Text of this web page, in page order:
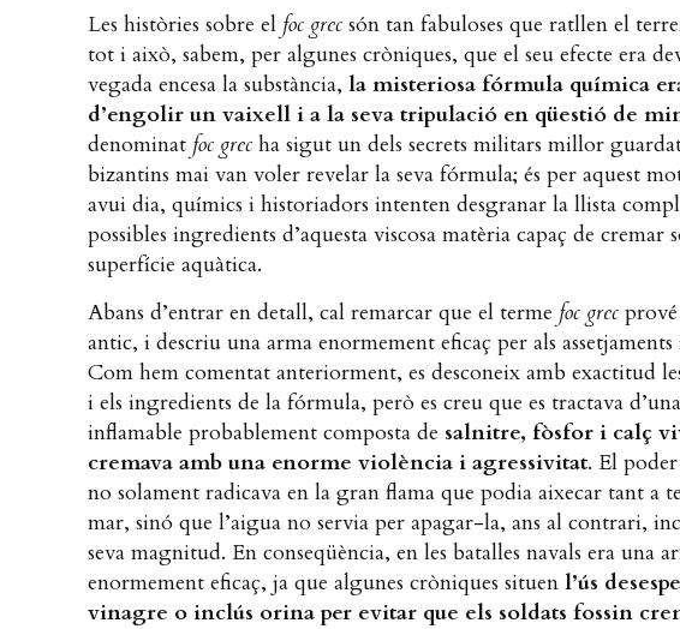
Les històries sobre el foc grec són tan fabuloses que ratllen el
tot i això, sabem, per algunes cròniques, que el seu efecte era
vegada encesa la substància, la misteriosa fórmula química
d’engolir un vaixell i a la seva tripulació en qüestió de
denominat foc grec ha sigut un dels secrets militars millor
bizantins mai van voler revelar la seva fórmula; és per aquest
avui dia, químics i historiadors intenten desgranar la llista
possibles ingredients d’aquesta viscosa matèria capaç de cremar
superfície aquàtica.
Abans d’entrar en detall, cal remarcar que el terme foc grec
antic, i descriu una arma enormement eficaç per als assetjaments
Com hem comentat anteriorment, es desconeix amb exactitud
i els ingredients de la fórmula, però es creu que es tractava
inflamable probablement composta de salnitre, fòsfor i calç
cremava amb una enorme violència i agressivitat. El
no solament radicava en la gran flama que podia aixecar tant a
mar, sinó que l’aigua no servia per apagar-la, ans al contrari,
seva magnitud. En conseqüència, en les batalles navals era una
enormement eficaç, ja que algunes cròniques situen l’ús
vinagre o inclús orina per evitar que els soldats fossin